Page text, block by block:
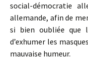
social-démocratie
allemande, afin de
si bien oubliée que
d’exhumer les
mauvaise humeur.